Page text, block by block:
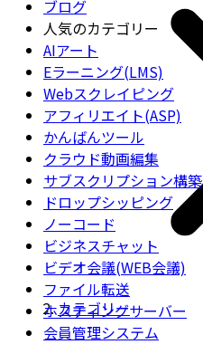
ブログ
人気のカテゴリー
AIアート
Eラーニング(LMS)
Webスクレイピング
アフィリエイト(ASP)
かんばんツール
クラウド動画編集
サブスクリプション構築
ドロップシッピング
ノーコード
ビジネスチャット
ビデオ会議(WEB会議)
ファイル転送
ホスティングサーバー
会員管理システム
カテゴリー